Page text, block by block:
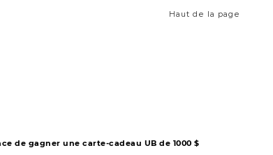
Haut de la page
de gagner une carte-cadeau UB de 1000 $